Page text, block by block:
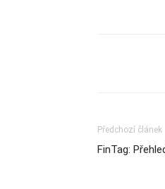
Předchozí článek
FinTag: